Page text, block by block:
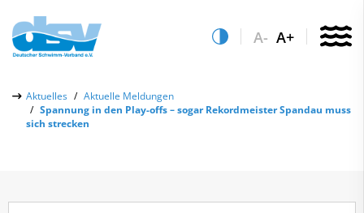
A- A+
Aktuelles
Aktuelle Meldungen
Spannung in den Play-offs – sogar Rekordmeister Spandau muss
sich strecken
Über uns
Aktuelles